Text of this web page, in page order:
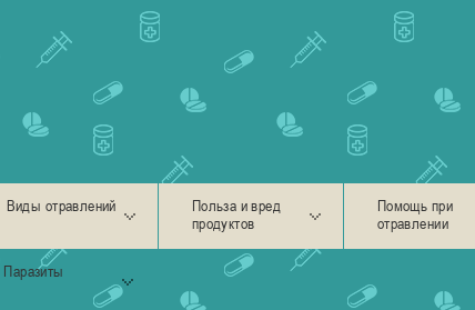
Виды отравлений
Польза и вред
продуктов
Помощь при
отравлении
Паразиты